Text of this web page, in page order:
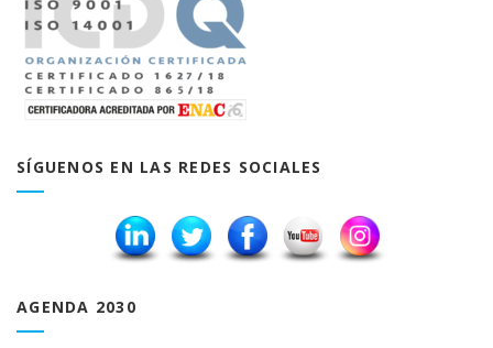
SÍGUENOS EN LAS REDES SOCIALES
AGENDA 2030